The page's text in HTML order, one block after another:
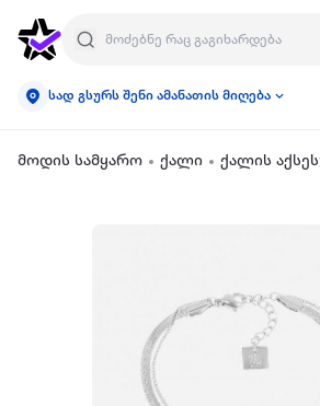
სად გსურს შენი ამანათის მიღება
მოდის სამყარო ქალი ქალის